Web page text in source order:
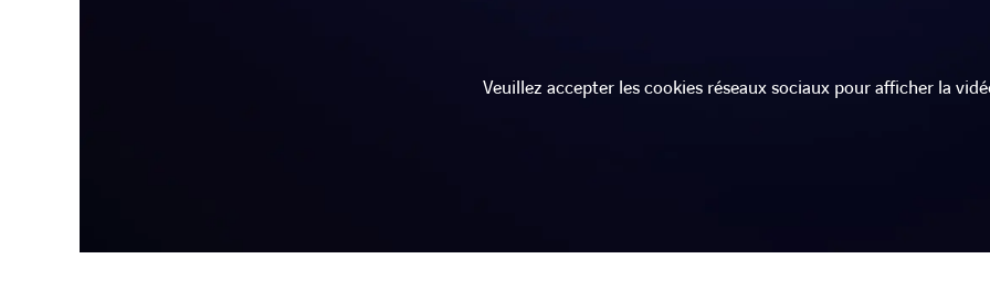
Veuillez accepter les cookies réseaux sociaux pour afficher la